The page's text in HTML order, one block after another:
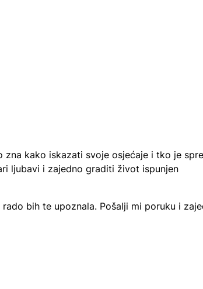
kako iskazati svoje osjećaje i tko je
ljubavi i zajedno graditi život ispunjen
bih te upoznala. Pošalji mi poruku i